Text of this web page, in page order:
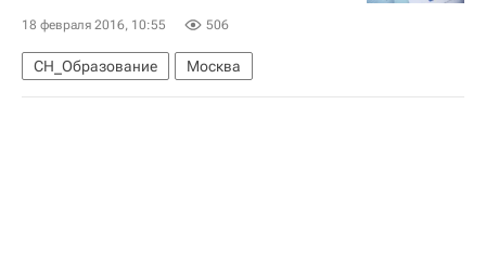
18 февраля 2016, 10:55 506
СН_Образование Москва